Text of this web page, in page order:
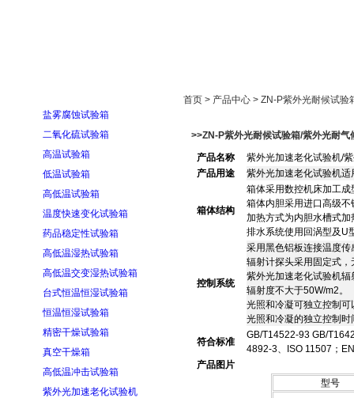
盐雾腐蚀试验箱
二氧化硫试验箱
高温试验箱
低温试验箱
高低温试验箱
温度快速变化试验箱
药品稳定性试验箱
高低温湿热试验箱
高低温交变湿热试验箱
台式恒温恒湿试验箱
恒温恒湿试验箱
精密干燥试验箱
真空干燥箱
高低温冲击试验箱
紫外光加速老化试验机
首页 > 产品中心 > ZN-P紫外光耐候试
>>ZN-P紫外光耐候试验箱/紫外光耐
产品名称
紫外光加速老化试验机/
产品用途
紫外光加速老化试验机
箱体结构
箱体采用数控机床加工
箱体内胆采用进口高级
加热方式为内胆水槽式
排水系统使用回涡型及U
控制系统
采用黑色铝板连接温度
辐射计探头采用固定式，
紫外光加速老化试验机
辐射度不大于50W/m2。
光照和冷凝可独立控制
光照和冷凝的独立控制
符合标准
GB/T14522-93 GB/
4892-3、ISO 11507；
产品图片
型号